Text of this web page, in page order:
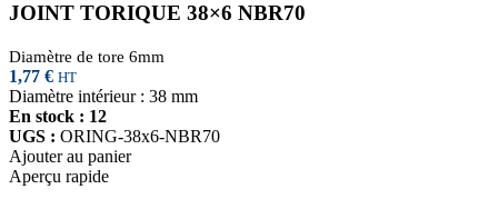
JOINT TORIQUE 38×6 NBR70
Diamètre de tore 6mm
1,77 € HT
Diamètre intérieur : 38 mm
En stock : 12
UGS : ORING-38x6-NBR70
Ajouter au panier
Aperçu rapide